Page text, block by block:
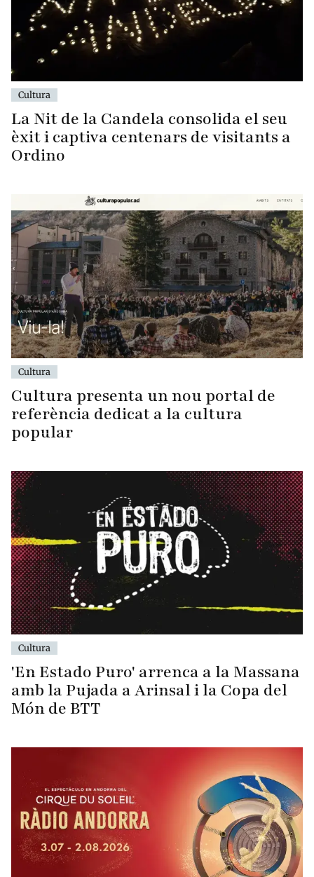
Cultura
La Nit de la Candela consolida el seu
èxit i captiva centenars de visitants a
Ordino
Cultura
Cultura presenta un nou portal de
referència dedicat a la cultura
popular
Cultura
'En Estado Puro' arrenca a la Massana
amb la Pujada a Arinsal i la Copa del
Món de BTT